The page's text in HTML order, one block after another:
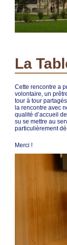
La
Cette rencontre a
volontaire, un
tour à tour
la rencontre avec
qualité d’accueil
su se mettre au
particulièrement
Merci !